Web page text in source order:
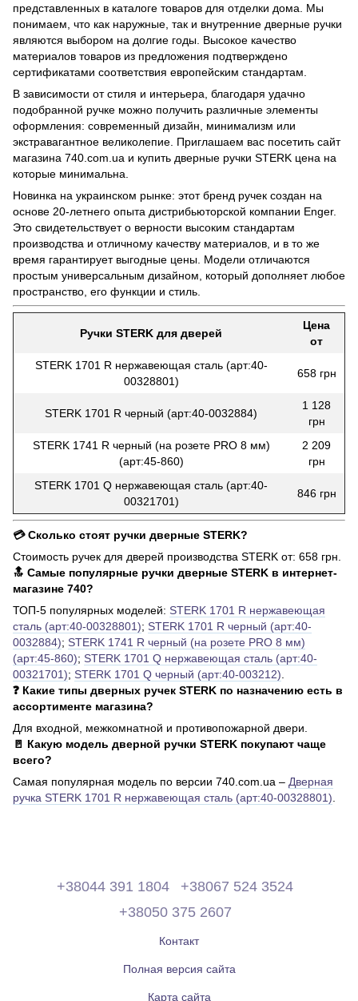
представленных в каталоге товаров для отделки дома. Мы
понимаем, что как наружные, так и внутренние дверные ручки
являются выбором на долгие годы. Высокое качество
материалов товаров из предложения подтверждено
сертификатами соответствия европейским стандартам.
В зависимости от стиля и интерьера, благодаря удачно
подобранной ручке можно получить различные элементы
оформления: современный дизайн, минимализм или
экстравагантное великолепие. Приглашаем вас посетить сайт
магазина 740.com.ua и купить дверные ручки STERK цена на
которые минимальна.
Новинка на украинском рынке: этот бренд ручек создан на
основе 20-летнего опыта дистрибьюторской компании Enger.
Это свидетельствует о верности высоким стандартам
производства и отличному качеству материалов, и в то же
время гарантирует выгодные цены. Модели отличаются
простым универсальным дизайном, который дополняет любое
пространство, его функции и стиль.
Ручки STERK для дверей
Цена
от
STERK 1701 R нержавеющая сталь (арт:40-
00328801)
658 грн
STERK 1701 R черный (арт:40-0032884)
1 128
грн
STERK 1741 R черный (на розете PRO 8 мм)
(арт:45-860)
2 209
грн
STERK 1701 Q нержавеющая сталь (арт:40-
00321701)
846 грн
💳 Сколько стоят ручки дверные STERK?
Стоимость ручек для дверей производства STERK от: 658 грн.
🔝 Самые популярные ручки дверные STERK в интернет-
магазине 740?
ТОП-5 популярных моделей: STERK 1701 R нержавеющая
сталь (арт:40-00328801); STERK 1701 R черный (арт:40-
0032884); STERK 1741 R черный (на розете PRO 8 мм)
(арт:45-860); STERK 1701 Q нержавеющая сталь (арт:40-
00321701); STERK 1701 Q черный (арт:40-003212).
❓ Какие типы дверных ручек STERK по назначению есть в
ассортименте магазина?
Для входной, межкомнатной и противопожарной двери.
🚪 Какую модель дверной ручки STERK покупают чаще
всего?
Самая популярная модель по версии 740.com.ua – Дверная
ручка STERK 1701 R нержавеющая сталь (арт:40-00328801).
+38044 391 1804
+38067 524 3524
+38050 375 2607
Контакт
Полная версия сайта
Карта сайта